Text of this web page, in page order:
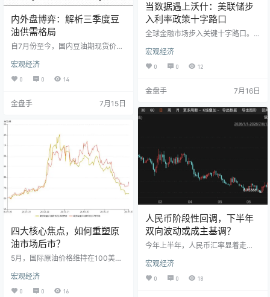
当数据遇上沃什：美联储步
入利率政策十字路口
全球金融市场步入关键十字路口。
日首次出席美国国会听证会，期间
恰逢美国6月通胀数据发布、第二季
度财报季展开以及中东地缘局势发
用下，市场对美联储货币政策的预
响。 7月14日美国劳工部公布的数
据显示，6月美国CPI同比上涨3.
CPI同比上涨2.…
宏观经济
0 0 12
金盘手 7月16日
内外盘博弈：解析三季度豆
油供需格局
自7月份至今，国内豆油期现货价格
重外部因素支撑，包括北美大豆产
区天气状况引发的风险溢价、中国
买家采购美国大豆的交易陆续落地
影响止跌企稳。然而，国内大豆高
油价格的波动幅度。 数据来源：中
华粮网 据中华粮网统计，截至7月1
3日，国内一级豆油均价8795元/
吨，较上月末上涨120元/吨…
宏观经济
0 0 14
金盘手 7月15日
人民币阶段性回调，下半年
双向波动或成主基调？
今年上半年，人民币汇率显着走
9%，离岸人民币升值约3.4%，双双
刷新三年新高。 不过，6月中旬以
来，全球外汇市场行情明显切换。
宏观经济
0 0 18
四大核心焦点，如何重塑原
油市场后市？
5月，国际原油价格维持在100美元/
治冲突引发的供应担忧情绪主导。
进入6月后，随着美伊签署谅解备忘
宏观经济
0 0 16